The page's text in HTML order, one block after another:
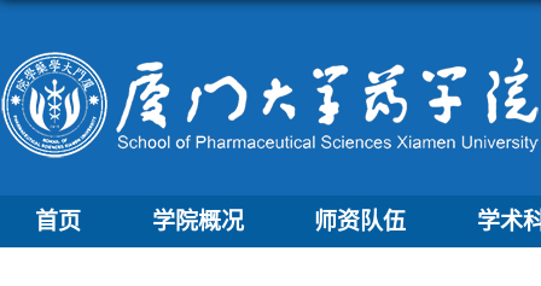
首页 学院概况 师资队伍 学术